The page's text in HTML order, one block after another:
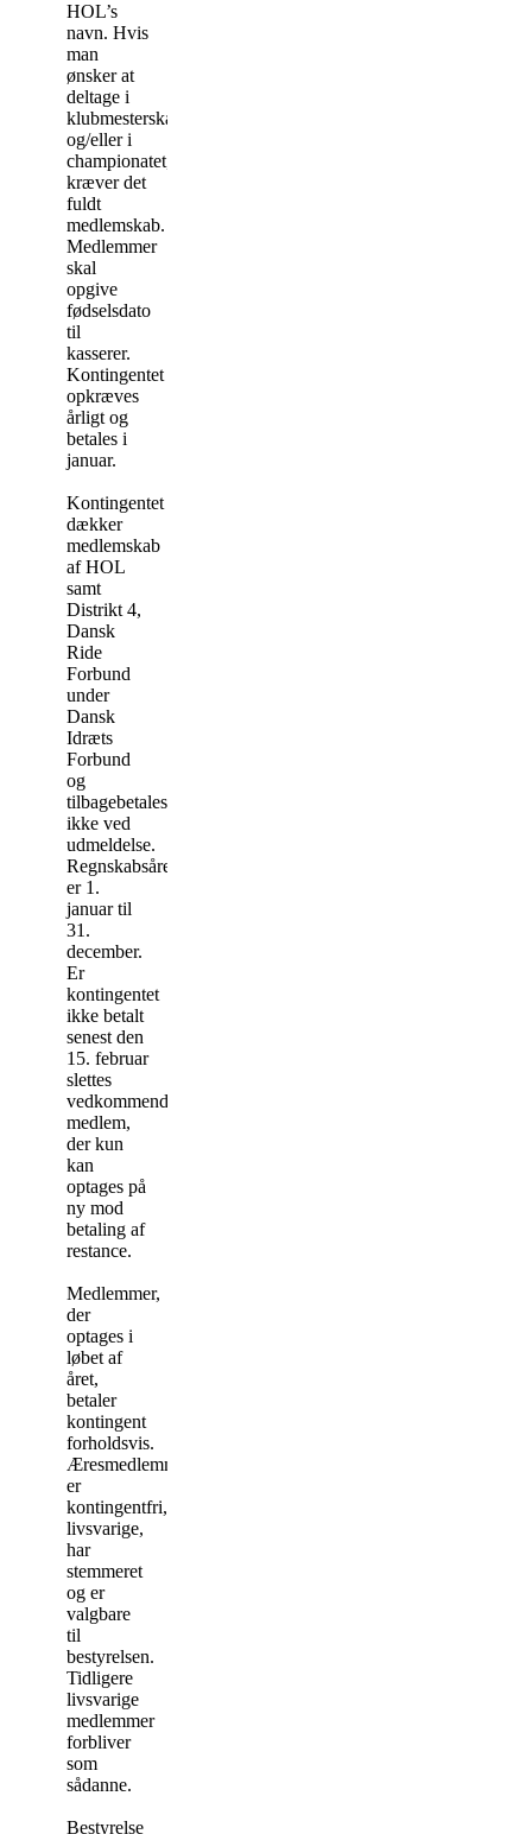
HOL’s
navn. Hvis
man
ønsker at
deltage i
klubmesterskab
og/eller i
championatet,
kræver det
fuldt
medlemskab.
Medlemmer
skal
opgive
fødselsdato
til
kasserer.
Kontingentet
opkræves
årligt og
betales i
januar.
Kontingentet
dækker
medlemskab
af HOL
samt
Distrikt 4,
Dansk
Ride
Forbund
under
Dansk
Idræts
Forbund
og
tilbagebetales
ikke ved
udmeldelse.
Regnskabsåret
er 1.
januar til
31.
december.
Er
kontingentet
ikke betalt
senest den
15. februar
slettes
vedkommende
medlem,
der kun
kan
optages på
ny mod
betaling af
restance.
Medlemmer,
der
optages i
løbet af
året,
betaler
kontingent
forholdsvis.
Æresmedlemmer
er
kontingentfri,
livsvarige,
har
stemmeret
og er
valgbare
til
bestyrelsen.
Tidligere
livsvarige
medlemmer
forbliver
som
sådanne.
Bestyrelse